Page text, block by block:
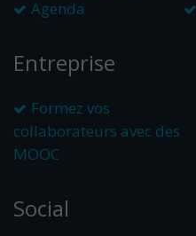
Agenda
Entreprise
Formez vos
collaborateurs avec des
MOOC
Social